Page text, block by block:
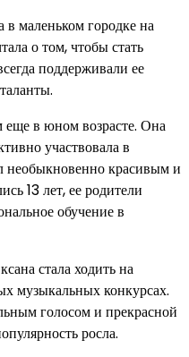
маленьком городке на
о том, чтобы стать
поддерживали ее
еще в юном возрасте. Она
участвовала в
необыкновенно красивым и
13 лет, ее родители
обучение в
стала ходить на
музыкальных конкурсах.
голосом и прекрасной
росла.